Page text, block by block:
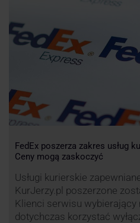
efektywności operacyjnej
wysokiego poziomu
przewoźnik UPS wprowadzi
FedEx poszerza zakres usług
Ceny mogą zaskoczyć
Usługi kurierskie
KurJerzy.pl poszerzone
Klienci serwisu wybierający
dotychczas korzystać